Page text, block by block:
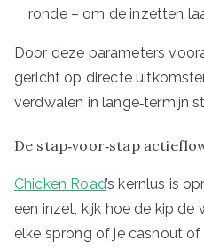
ronde – om de inzetten
Door deze parameters
gericht op directe
verdwalen in lange‑termijn
De stap‑voor‑stap
Chicken Road’s kernlus is
een inzet, kijk hoe de kip de
elke sprong of je cashout